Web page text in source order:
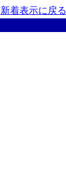
新着表示に戻る